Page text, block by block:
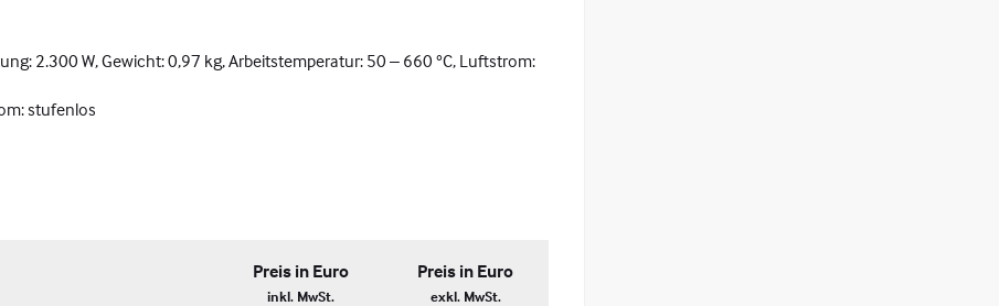
2.300 W, Gewicht: 0,97 kg, Arbeitstemperatur: 50 – 660 °C, Luftstrom:
stufenlos
Preis in Euro
inkl. MwSt.
Preis in Euro
exkl. MwSt.